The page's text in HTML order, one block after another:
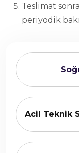
Acil Teknik
Teslimat
periyodik